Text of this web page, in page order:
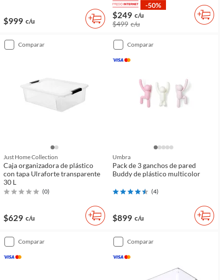
$999 c/u
-50%
$249 c/u
$499 c/u
comparar
Just Home Collection
Caja organizadora de plástico
con tapa Ulraforte transparente
30 L
(0)
$629 c/u
comparar
Umbra
Pack de 3 ganchos de pared
Buddy de plástico multicolor
(4)
$899 c/u
comparar comparar